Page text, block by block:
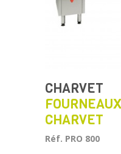
CHARVET
CHARVET
Réf. PRO 800